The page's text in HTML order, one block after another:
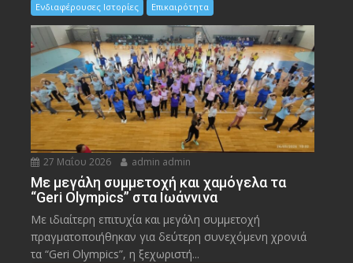
Ενδιαφέρουσες Ιστορίες Επικαιρότητα
27 Μαΐου 2026 admin admin
Με μεγάλη συμμετοχή και χαμόγελα τα
“Geri Olympics” στα Ιωάννινα
Με ιδιαίτερη επιτυχία και μεγάλη συμμετοχή
πραγματοποιήθηκαν για δεύτερη συνεχόμενη χρονιά
τα “Geri Olympics”, η ξεχωριστή...